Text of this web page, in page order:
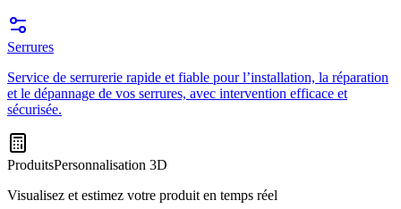
Serrures
Service de serrurerie rapide et fiable pour l’installation, la réparation
et le dépannage de vos serrures, avec intervention efficace et
sécurisée.
ProduitsPersonnalisation 3D
Visualisez et estimez votre produit en temps réel